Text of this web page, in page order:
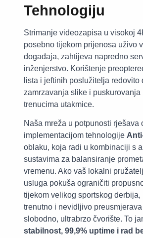
Tehnologiju
Strimanje videozapisa u visokoj
posebno tijekom prijenosa uživo
događaja, zahtijeva napredno
inženjerstvo. Korištenje
lista i jeftinih poslužitelja redovito
zamrzavanja slike i
trenucima utakmice.
Naša mreža u potpunosti rješava
implementacijom tehnologije
oblaku, koja radi u kombinaciji s
sustavima za balansiranje
vremenu. Ako vaš lokalni
usluga pokuša ograničiti
tijekom velikog sportskog derbija,
trenutno i nevidljivo
slobodno, ultrabrzo čvorište. To
stabilnost, 99,9% uptime i rad